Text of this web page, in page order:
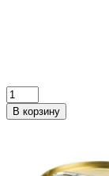
В корзину